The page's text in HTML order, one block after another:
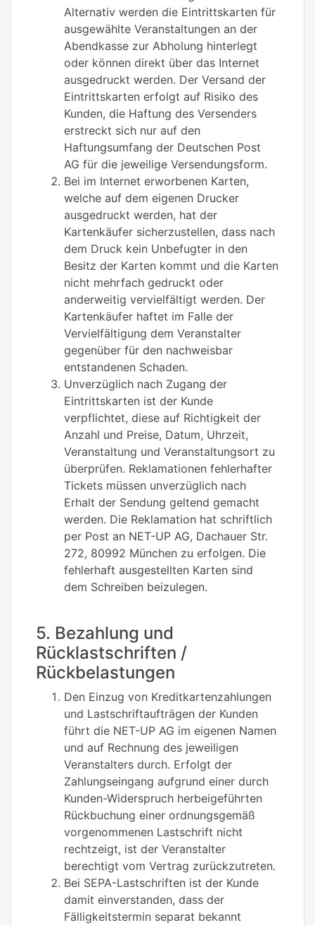
Alternativ werden die Eintrittskarten für
ausgewählte Veranstaltungen an der
Abendkasse zur Abholung hinterlegt
oder können direkt über das Internet
ausgedruckt werden. Der Versand der
Eintrittskarten erfolgt auf Risiko des
Kunden, die Haftung des Versenders
erstreckt sich nur auf den
Haftungsumfang der Deutschen Post
AG für die jeweilige Versendungsform.
Bei im Internet erworbenen Karten,
welche auf dem eigenen Drucker
ausgedruckt werden, hat der
Kartenkäufer sicherzustellen, dass nach
dem Druck kein Unbefugter in den
Besitz der Karten kommt und die Karten
nicht mehrfach gedruckt oder
anderweitig vervielfältigt werden. Der
Kartenkäufer haftet im Falle der
Vervielfältigung dem Veranstalter
gegenüber für den nachweisbar
entstandenen Schaden.
Unverzüglich nach Zugang der
Eintrittskarten ist der Kunde
verpflichtet, diese auf Richtigkeit der
Anzahl und Preise, Datum, Uhrzeit,
Veranstaltung und Veranstaltungsort zu
überprüfen. Reklamationen fehlerhafter
Tickets müssen unverzüglich nach
Erhalt der Sendung geltend gemacht
werden. Die Reklamation hat schriftlich
per Post an NET-UP AG, Dachauer Str.
272, 80992 München zu erfolgen. Die
fehlerhaft ausgestellten Karten sind
dem Schreiben beizulegen.
5. Bezahlung und
Rücklastschriften /
Rückbelastungen
Den Einzug von Kreditkartenzahlungen
und Lastschriftaufträgen der Kunden
führt die NET-UP AG im eigenen Namen
und auf Rechnung des jeweiligen
Veranstalters durch. Erfolgt der
Zahlungseingang aufgrund einer durch
Kunden-Widerspruch herbeigeführten
Rückbuchung einer ordnungsgemäß
vorgenommenen Lastschrift nicht
rechtzeigt, ist der Veranstalter
berechtigt vom Vertrag zurückzutreten.
Bei SEPA-Lastschriften ist der Kunde
damit einverstanden, dass der
Fälligkeitstermin separat bekannt